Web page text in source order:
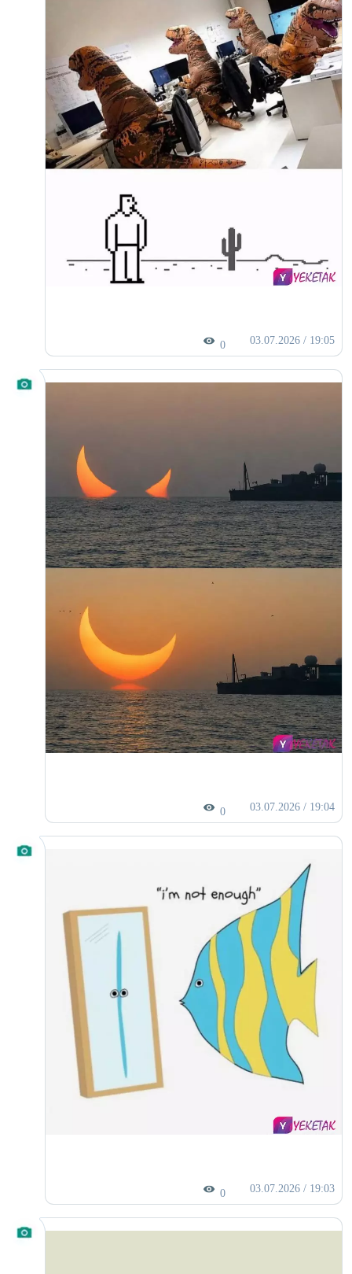
0 03.07.2026 / 19:05
0 03.07.2026 / 19:04
0 03.07.2026 / 19:03